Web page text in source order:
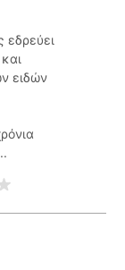
εδρεύει
ειδών